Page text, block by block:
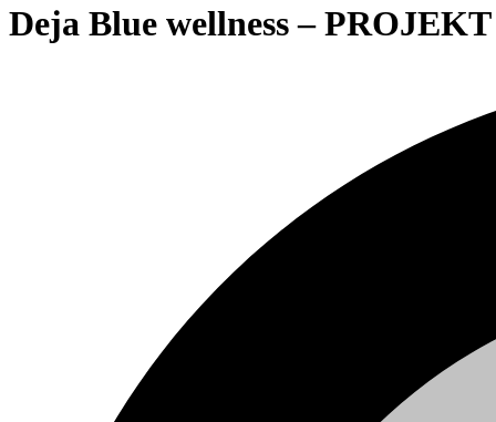
Deja Blue wellness – PROJEKT